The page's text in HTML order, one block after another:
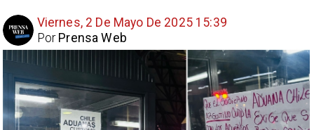
Viernes, 2 De Mayo De 2025 15:39
Prensa Web
Por